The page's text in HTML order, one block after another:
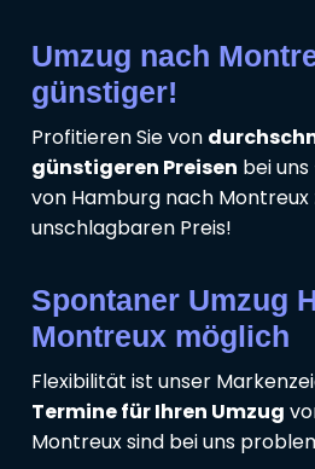
Umzug nach
günstiger!
Profitieren Sie von
günstigeren Preisen bei
von Hamburg nach Montreux
unschlagbaren Preis!
Spontaner Umzug
Montreux möglich
Flexibilität ist unser
Termine für Ihren Umzug
Montreux sind bei uns